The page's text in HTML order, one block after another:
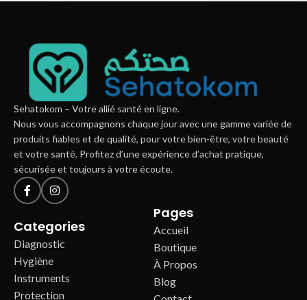
Sehatokom – Votre allié santé en ligne.
Nous vous accompagnons chaque jour avec une gamme variée de
produits fiables et de qualité, pour votre bien-être, votre beauté
et votre santé. Profitez d’une expérience d’achat pratique,
sécurisée et toujours à votre écoute.
Categories
Diagnostic
Hygiène
Instruments
Protection
Pages
Accueil
Boutique
À Propos
Blog